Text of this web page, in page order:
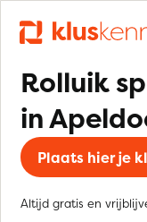
Rolluik
in
Plaats hier je
Altijd gratis en